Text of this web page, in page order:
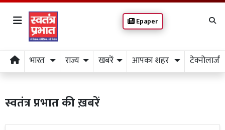
Epaper
भारत राज्य खबरें आपका शहर टेक्नोलाजी
स्वतंत्र प्रभात की ख़बरें